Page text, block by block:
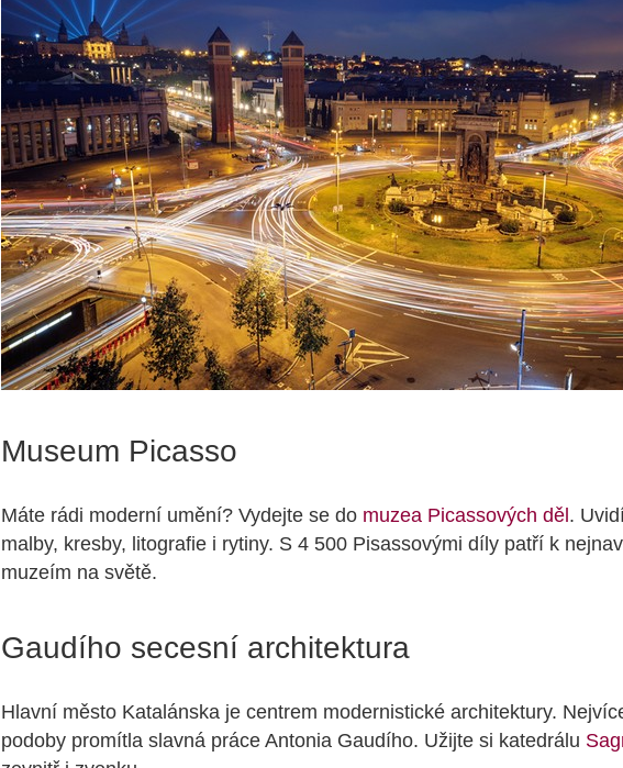
Museum Picasso
Máte rádi moderní umění? Vydejte se do muzea Picassových děl .
malby, kresby, litografie i rytiny. S 4 500 Pisassovými díly patří k
muzeím na světě.
Gaudího secesní architektura
Hlavní město Katalánska je centrem modernistické architektury.
podoby promítla slavná práce Antonia Gaudího. Užijte si katedrálu